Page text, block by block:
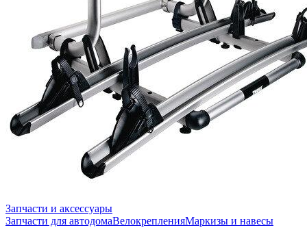
Запчасти и аксессуары
Запчасти для автодомаВелокрепленияМаркизы и навесы